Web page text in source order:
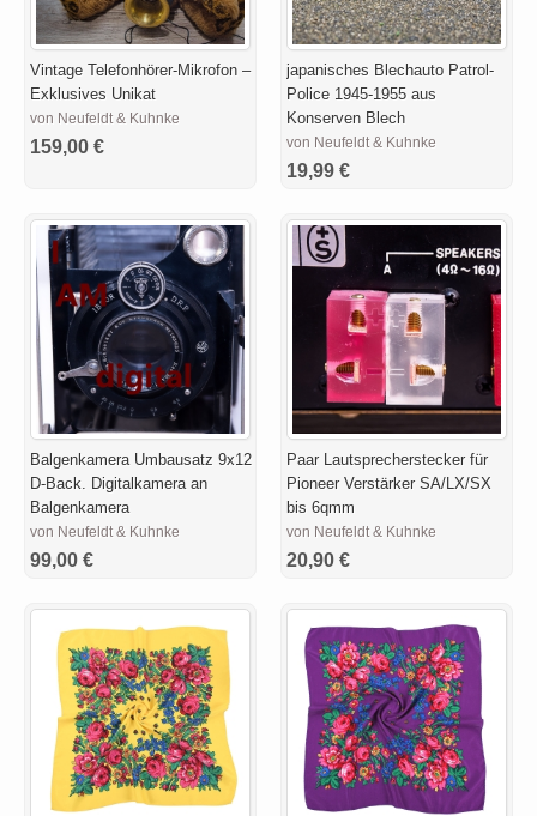
Vintage Telefonhörer-Mikrofon –
Exklusives Unikat
von Neufeldt & Kuhnke
159,00 €
japanisches Blechauto Patrol-
Police 1945-1955 aus
Konserven Blech
von Neufeldt & Kuhnke
19,99 €
Balgenkamera Umbausatz 9x12
D-Back. Digitalkamera an
Balgenkamera
von Neufeldt & Kuhnke
99,00 €
Paar Lautsprecherstecker für
Pioneer Verstärker SA/LX/SX
bis 6qmm
von Neufeldt & Kuhnke
20,90 €